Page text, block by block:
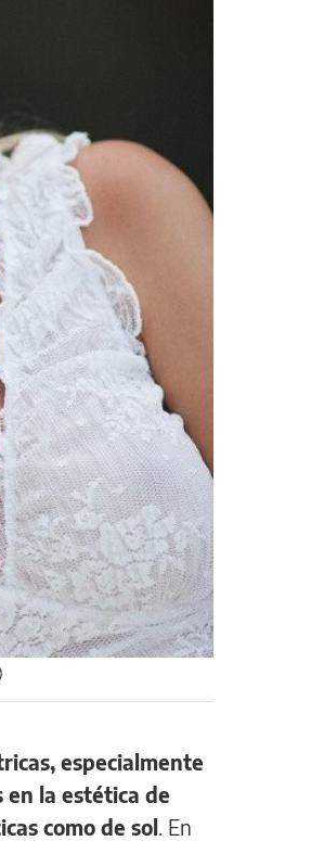
especialmente
en la estética de
como de sol . En